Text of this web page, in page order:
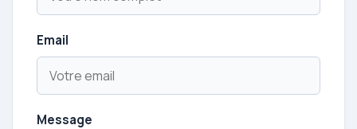
Email
Message